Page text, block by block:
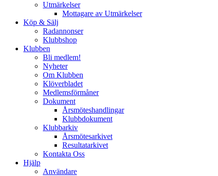
Utmärkelser
Mottagare av Utmärkelser
Köp & Sälj
Radannonser
Klubbshop
Klubben
Bli medlem!
Nyheter
Om Klubben
Klöverbladet
Medlemsförmåner
Dokument
Årsmöteshandlingar
Klubbdokument
Klubbarkiv
Årsmötesarkivet
Resultatarkivet
Kontakta Oss
Hjälp
Användare